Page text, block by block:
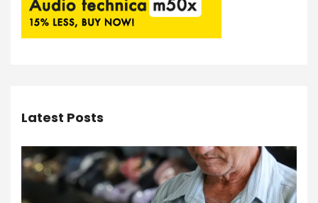
Latest Posts